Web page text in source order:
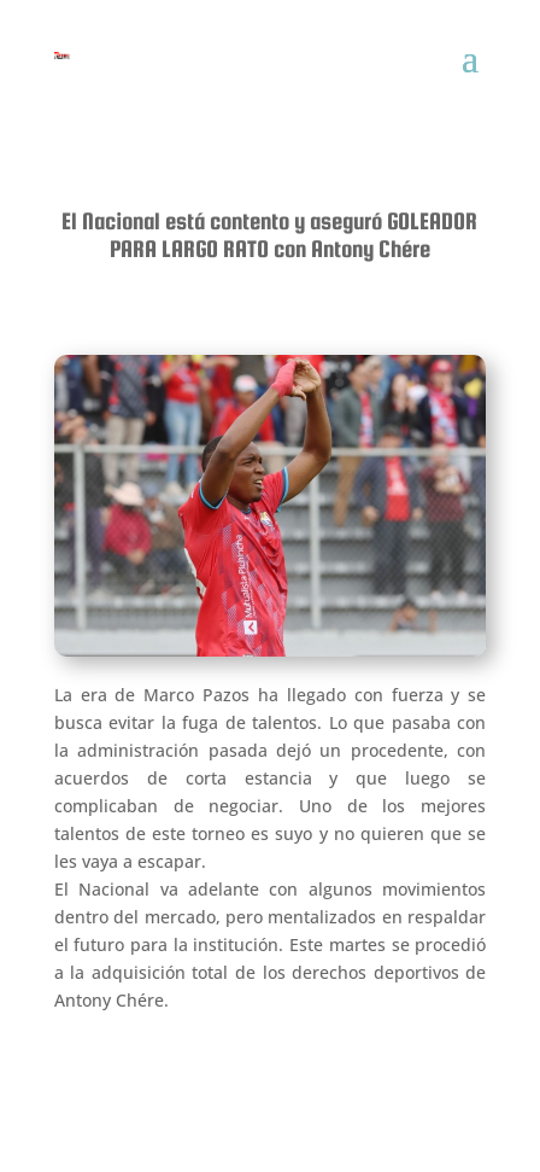
El Nacional está contento y aseguró GOLEADOR
PARA LARGO RATO con Antony Chére
La era de Marco Pazos ha llegado con fuerza y se
busca evitar la fuga de talentos. Lo que pasaba con
la administración pasada dejó un procedente, con
acuerdos de corta estancia y que luego se
complicaban de negociar. Uno de los mejores
talentos de este torneo es suyo y no quieren que se
les vaya a escapar.
El Nacional va adelante con algunos movimientos
dentro del mercado, pero mentalizados en respaldar
el futuro para la institución. Este martes se procedió
a la adquisición total de los derechos deportivos de
Antony Chére.